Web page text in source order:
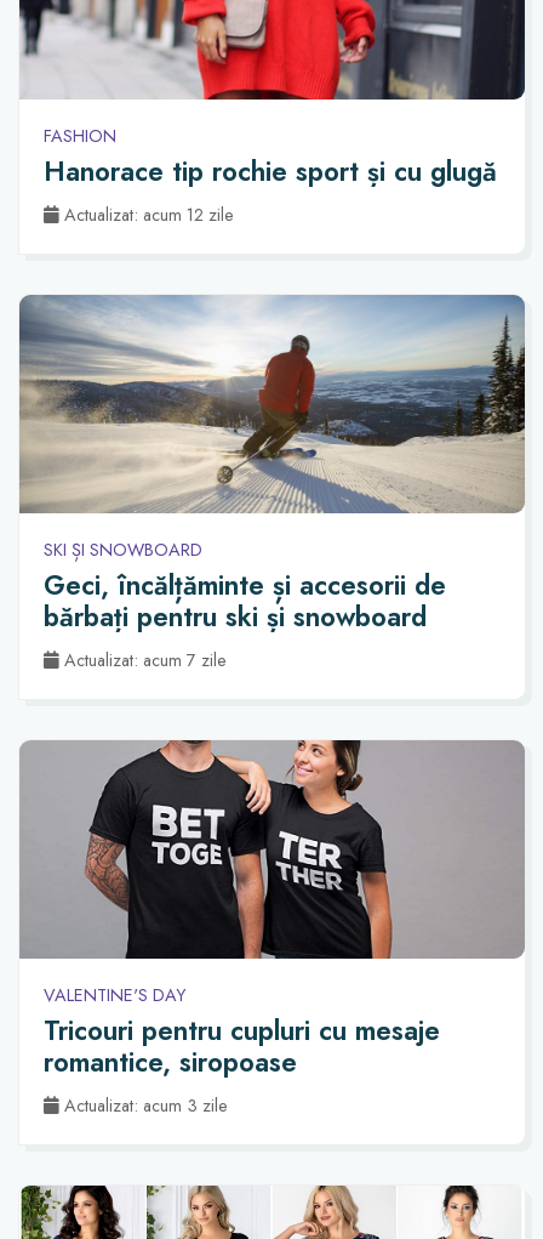
FASHION
Hanorace tip rochie sport și cu glugă
Actualizat: acum 12 zile
SKI ȘI SNOWBOARD
Geci, încălțăminte și accesorii de
bărbați pentru ski și snowboard
Actualizat: acum 7 zile
VALENTINE'S DAY
Tricouri pentru cupluri cu mesaje
romantice, siropoase
Actualizat: acum 3 zile